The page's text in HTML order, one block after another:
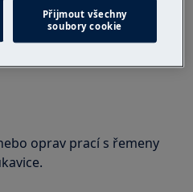
oprav prací s řemeny
Přijmout všechny
soubory cookie